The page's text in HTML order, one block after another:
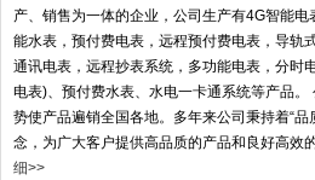
产、销售为一体的企业，公司生产有4G智能
能水表，预付费电表，远程预付费电表，导轨
通讯电表，远程抄表系统，多功能电表，分时
电表)、预付费水表、水电一卡通系统等产品
势使产品遍销全国各地。多年来公司秉持着“
念，为广大客户提供高品质的产品和良好高效
细>>